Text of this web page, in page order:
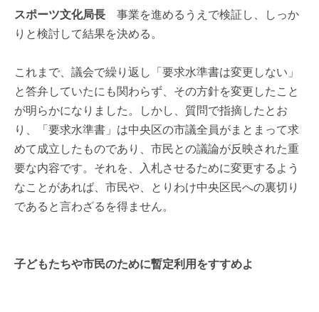
スポーツ文化局長 事業を進めるうえで検証し、しっか
りと検討して結果を決める。
これまで、議会で繰り返し「要求水準書は変更しない」
と答弁していたにも関わらず、その方針を変更したこと
が明らかになりました。しかし、質問で指摘したとお
り、「要求水準書」は中央区の市議全員がまとまって求
めて成立したものであり、市民との議論が反映された重
要な内容です。それを、入札させるために変更するよう
なことがあれば、市民や、とりわけ中央区民への裏切り
であると言わざるを得ません。
子どもたちや市民のために暫定利用をすすめよ